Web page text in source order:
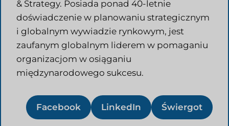
& Strategy. Posiada ponad 40-letnie
doświadczenie w planowaniu strategicznym
i globalnym wywiadzie rynkowym, jest
zaufanym globalnym liderem w pomaganiu
organizacjom w osiąganiu
międzynarodowego sukcesu.
Facebook LinkedIn Świergot